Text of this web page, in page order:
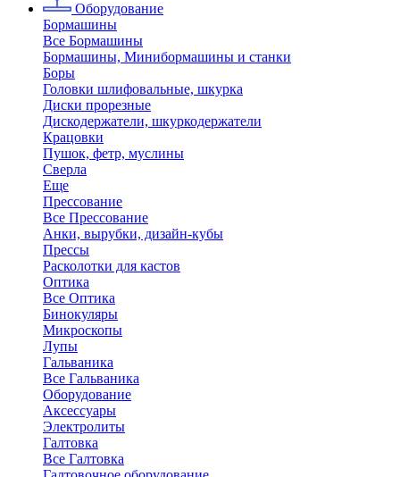
Оборудование
Бормашины
Все Бормашины
Бормашины, Минибормашины и станки
Боры
Головки шлифовальные, шкурка
Диски прорезные
Дискодержатели, шкуркодержатели
Крацовки
Пушок, фетр, муслины
Сверла
Еще
Прессование
Все Прессование
Анки, вырубки, дизайн-кубы
Прессы
Расколотки для кастов
Оптика
Все Оптика
Бинокуляры
Микроскопы
Лупы
Гальваника
Все Гальваника
Оборудование
Аксессуары
Электролиты
Галтовка
Все Галтовка